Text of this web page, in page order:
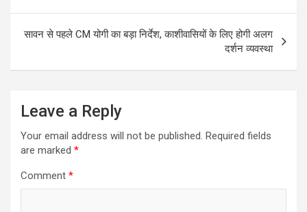
सावन से पहले CM योगी का बड़ा निर्देश, काशीवासियों के लिए होगी अलग
दर्शन व्यवस्था
Leave a Reply
Your email address will not be published. Required fields
are marked *
Comment *